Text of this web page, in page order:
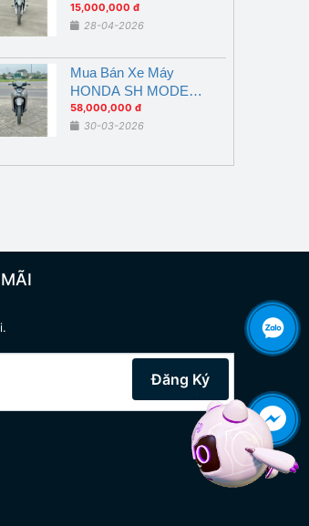
Ưu Đãi tại Nghệ An
15,000,000 đ
28-04-2026
Mua Bán Xe Máy
HONDA SH MODE
2026 ABS Xe Lướt
58,000,000 đ
30-03-2026
Đăng Ký
Hotline tư vấn miễn phí:0932 359 456